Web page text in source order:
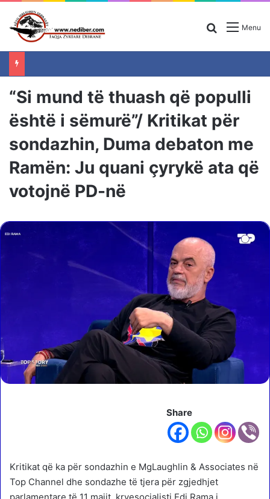
Menu
Search for
“Si mund të thuash që populli
është i sëmurë”/ Kritikat për
sondazhin, Duma debaton me
Ramën: Ju quani çyrykë ata që
votojnë PD-në
Share
Kritikat që ka për sondazhin e MgLaughlin & Associates në
Top Channel dhe sondazhe të tjera për zgjedhjet
parlamentare të 11 majit, kryesocialisti Edi Rama i